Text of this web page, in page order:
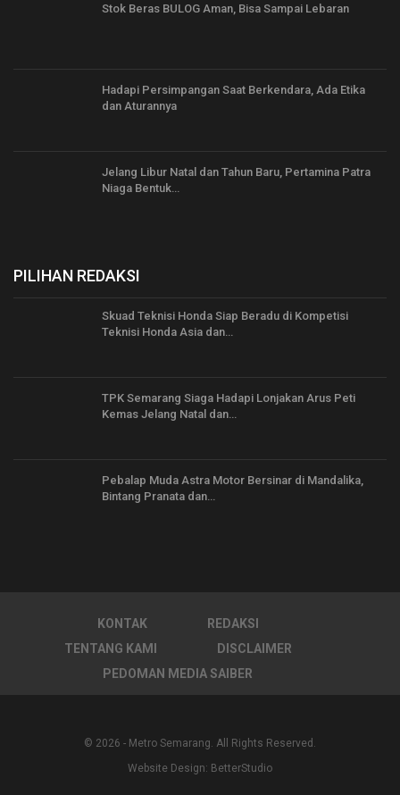
Stok Beras BULOG Aman, Bisa Sampai Lebaran
Hadapi Persimpangan Saat Berkendara, Ada Etika
dan Aturannya
Jelang Libur Natal dan Tahun Baru, Pertamina Patra
Niaga Bentuk…
PILIHAN REDAKSI
Skuad Teknisi Honda Siap Beradu di Kompetisi
Teknisi Honda Asia dan…
TPK Semarang Siaga Hadapi Lonjakan Arus Peti
Kemas Jelang Natal dan…
Pebalap Muda Astra Motor Bersinar di Mandalika,
Bintang Pranata dan…
KONTAK
REDAKSI
TENTANG KAMI
DISCLAIMER
PEDOMAN MEDIA SAIBER
© 2026 - Metro Semarang. All Rights Reserved.
Website Design: BetterStudio